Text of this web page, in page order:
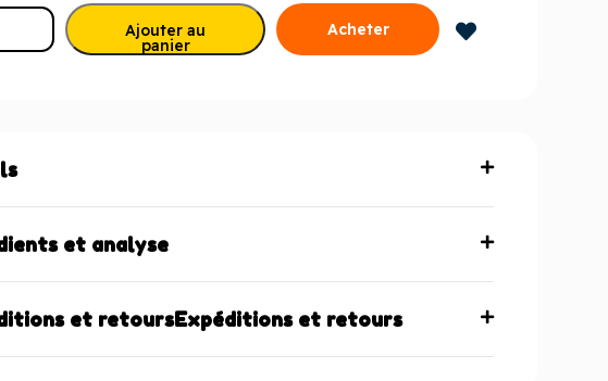
Ajouter au
panier
Acheter
et analyse
et retoursExpéditions et retours